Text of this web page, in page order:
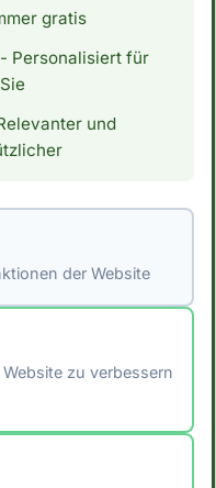
→
und
Karotten ist
aus der
Aber ist es
gratis
- Personalisiert für
Sie
und
der Website
zu verbessern